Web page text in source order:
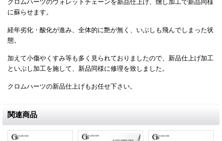
クロムハーツのウォレットチェーンを新品仕上げ、燻し加工で新品同様
に蘇らせます。
経年劣化・酸化が進み、全体的に艶が無く、いぶしも飛んでしまった状
態。
加えて小傷やくすみ等も多く見られておりましたので、新品仕上げ加工
といぶし加工を施して、新品同様に修理を致しました。
クロムハーツの新品仕上げもお任せ下さい。
関連商品